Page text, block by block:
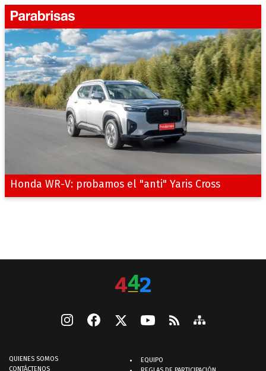
Honda WR-V: probamos el "anti" Yaris Cross
QUIENES SOMOS
CONTÁCTENOS
EQUIPO